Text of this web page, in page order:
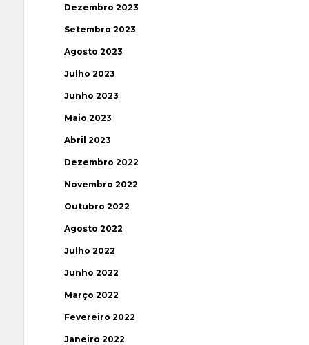
Dezembro 2023
Setembro 2023
Agosto 2023
Julho 2023
Junho 2023
Maio 2023
Abril 2023
Dezembro 2022
Novembro 2022
Outubro 2022
Agosto 2022
Julho 2022
Junho 2022
Março 2022
Fevereiro 2022
Janeiro 2022